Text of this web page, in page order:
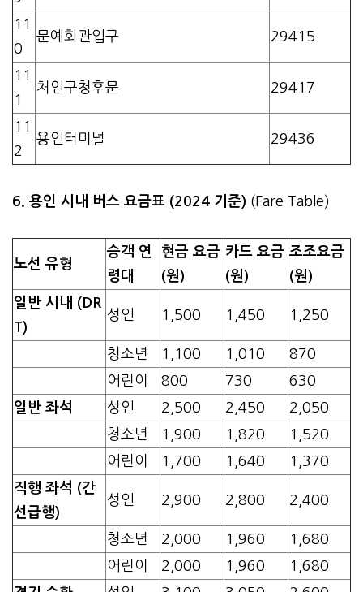
11
0
문예회관입구 29415
11
1
처인구청후문 29417
11
2
용인터미널 29436
6. 용인 시내 버스 요금표 (2024 기준) (Fare Table)
노선 유형
승객 연
령대
현금 요금
(원)
카드 요금
(원)
조조요금
(원)
일반 시내 (DR
T)
성인 1,500 1,450 1,250
청소년 1,100 1,010
870
어린이
800 730
630
일반 좌석
성인 2,500 2,450
2,050
청소년
1,900 1,820
1,520
어린이
1,700 1,640
1,370
직행 좌석 (간
선급행)
성인 2,900 2,800 2,400
청소년 2,000 1,960
1,680
어린이
2,000 1,960
1,680